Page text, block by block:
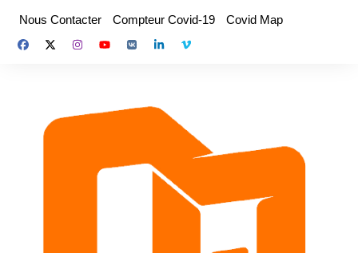
contenu
Nous Contacter Compteur Covid-19 Covid Map